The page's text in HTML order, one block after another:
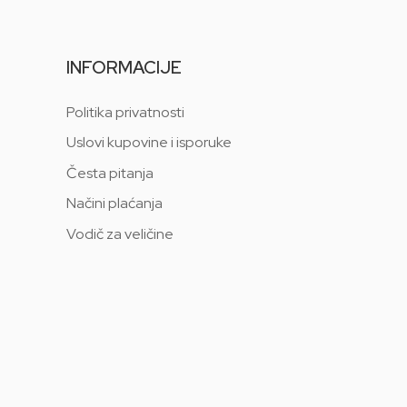
INFORMACIJE
Politika privatnosti
Uslovi kupovine i isporuke
Česta pitanja
Načini plaćanja
Vodič za veličine